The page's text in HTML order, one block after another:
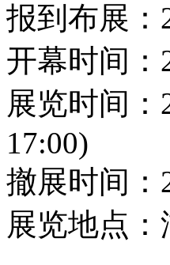
报到布展：
开幕时间：
展览时间
17:00)
撤展时间：
展览地点